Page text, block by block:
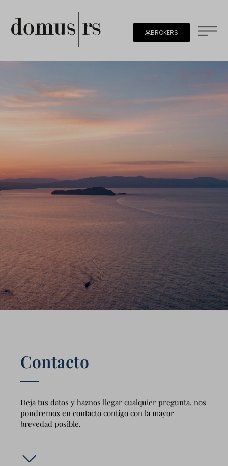
BROKERS
Contacto
Deja tus datos y haznos llegar cualquier pregunta, nos
pondremos en contacto contigo con la mayor
brevedad posible.